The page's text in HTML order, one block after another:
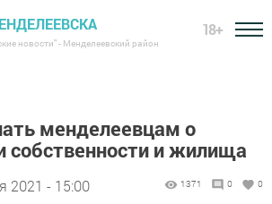
новости" - Менделеевский район
18+
менделеевцам о
собственности и жилища
2021 - 15:00 1371 0 0